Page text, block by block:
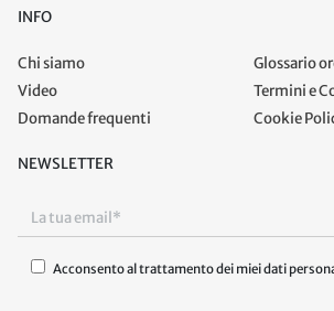
INFO
Chi siamo
Video
Domande frequenti
Glossario
Termini e
Cookie
NEWSLETTER
Acconsento al trattamento dei miei dati